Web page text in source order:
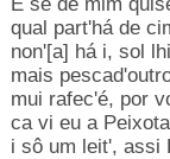
qual part'há de
non'[a] há i, sol
mais
mui rafec'é, por
ca vi eu a
i sô um leit', assi